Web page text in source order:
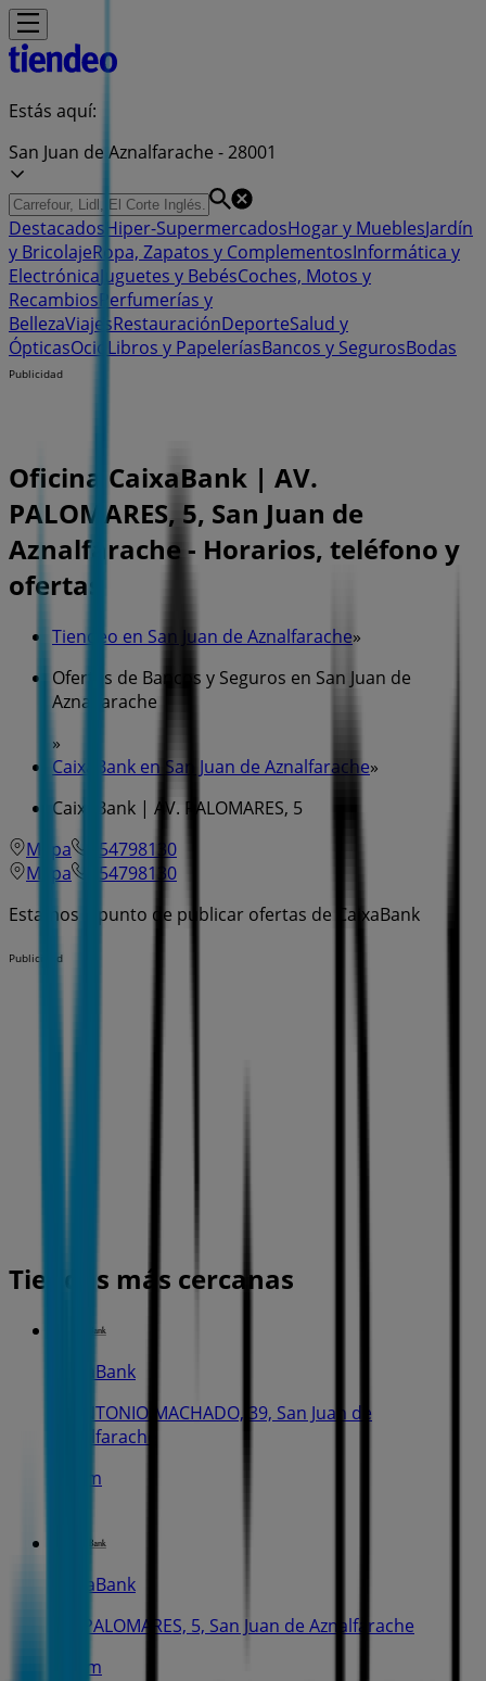
Estás aquí:
San Juan de Aznalfarache - 28001
DestacadosHiper-SupermercadosHogar y MueblesJardín
y BricolajeRopa, Zapatos y ComplementosInformática y
ElectrónicaJuguetes y BebésCoches, Motos y
Recambios Perfumerías y
BellezaViajesRestauraciónDeporteSalud y
ÓpticasOcio Libros y PapeleríasBancos y SegurosBodas
Publicidad
Oficina CaixaBank | AV.
PALOMARES, 5, San Juan de
Aznalfarache - Horarios, teléfono y
ofertas
Tiendeo en San Juan de Aznalfarache»
Ofertas de Bancos y Seguros en San Juan de
Aznalfarache
»
CaixaBank en San Juan de Aznalfarache»
CaixaBank | AV. PALOMARES, 5
Mapa
954798130
Mapa
954798130
Estamos a punto de publicar ofertas de CaixaBank
Publicidad
Tiendas más cercanas
CaixaBank
C. ANTONIO MACHADO, 39, San Juan de
Aznalfarache
210 m
CaixaBank
AV. PALOMARES, 5, San Juan de Aznalfarache
618 m